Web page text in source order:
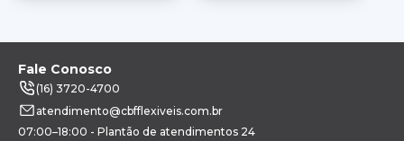
Fale Conosco
(16) 3720-4700
atendimento@cbfflexiveis.com.br
07:00–18:00 - Plantão de atendimentos 24